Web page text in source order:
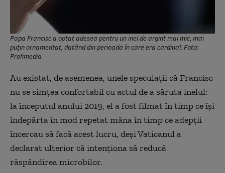
Papa Francisc a optat adesea pentru un inel de argint mai mic, mai
puțin ornamentat, datând din perioada în care era cardinal. Foto:
Profimedia
Au existat, de asemenea, unele speculații că Francisc
nu se simțea confortabil cu actul de a săruta inelul:
la începutul anului 2019, el a fost filmat în timp ce își
îndepărta în mod repetat mâna în timp ce adepții
încercau să facă acest lucru, deși Vaticanul a
declarat ulterior că intenționa să reducă
răspândirea microbilor.